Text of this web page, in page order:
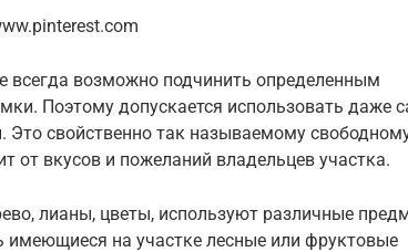
всегда возможно подчинить определенным
Поэтому допускается использовать даже
Это свойственно так называемому
от вкусов и пожеланий владельцев участка.
лианы, цветы, используют различные
имеющиеся на участке лесные или фруктовые